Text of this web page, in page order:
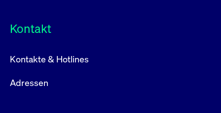
Kontakt
Kontakte & Hotlines
Adressen